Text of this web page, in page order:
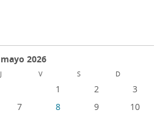
mayo 2026
J V S D
1 2
3
7 8 9
10